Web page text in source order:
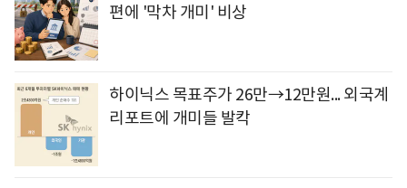
편에 '막차 개미' 비상
하이닉스 목표주가 26만→12만원... 외국계
리포트에 개미들 발칵